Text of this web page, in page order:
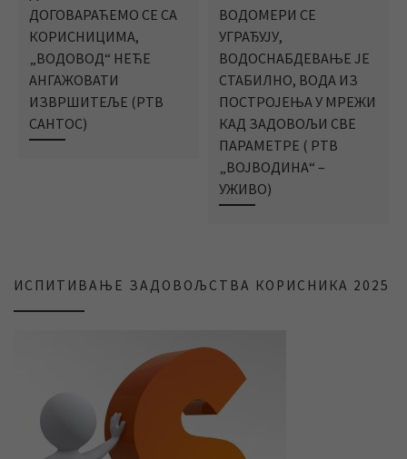
ДОГОВАРАЋЕМО СЕ СА
КОРИСНИЦИМА,
„ВОДОВОД“ НЕЋЕ
АНГАЖОВАТИ
ИЗВРШИТЕЉЕ (РТВ
САНТОС)
ВОДОМЕРИ СЕ
УГРАЂУЈУ,
ВОДОСНАБДЕВАЊЕ ЈЕ
СТАБИЛНО, ВОДА ИЗ
ПОСТРОЈЕЊА У МРЕЖИ
КАД ЗАДОВОЉИ СВЕ
ПАРАМЕТРЕ ( РТВ
„ВОЈВОДИНА“ –
УЖИВО)
ИСПИТИВАЊЕ ЗАДОВОЉСТВА КОРИСНИКА 2025